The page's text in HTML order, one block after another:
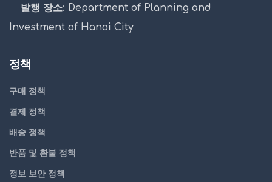
발행 장소: Department of Planning and
Investment of Hanoi City
정책
구매 정책
결제 정책
배송 정책
반품 및 환불 정책
정보 보안 정책